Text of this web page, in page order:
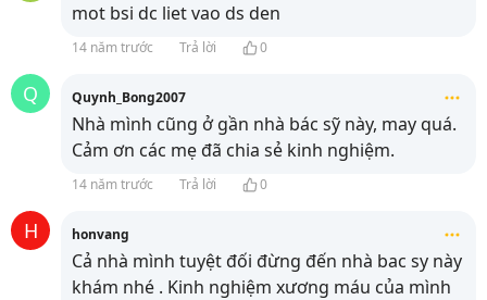
mot bsi dc liet vao ds den
14 năm trước Trả lời 0
Q Quynh_Bong2007
Nhà mình cũng ở gần nhà bác sỹ này, may quá.
Cảm ơn các mẹ đã chia sẻ kinh nghiệm.
14 năm trước Trả lời 0
H honvang
Cả nhà mình tuyệt đối đừng đến nhà bac sy này
khám nhé . Kinh nghiệm xương máu của mình